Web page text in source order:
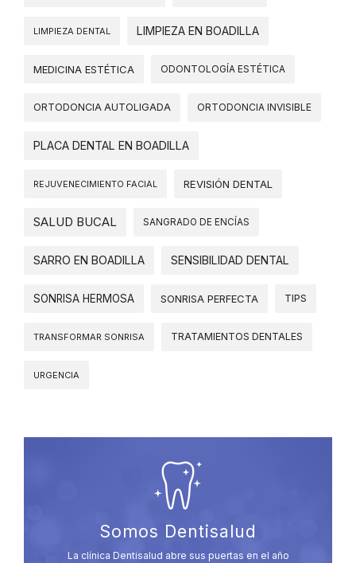
LIMPIEZA DENTAL LIMPIEZA EN BOADILLA
MEDICINA ESTÉTICA ODONTOLOGÍA ESTÉTICA
ORTODONCIA AUTOLIGADA ORTODONCIA INVISIBLE
PLACA DENTAL EN BOADILLA
REJUVENECIMIENTO FACIAL REVISIÓN DENTAL
SALUD BUCAL SANGRADO DE ENCÍAS
SARRO EN BOADILLA SENSIBILIDAD DENTAL
SONRISA HERMOSA SONRISA PERFECTA TIPS
TRANSFORMAR SONRISA TRATAMIENTOS DENTALES
URGENCIA
Somos Dentisalud
La clínica Dentisalud abre sus puertas en el año